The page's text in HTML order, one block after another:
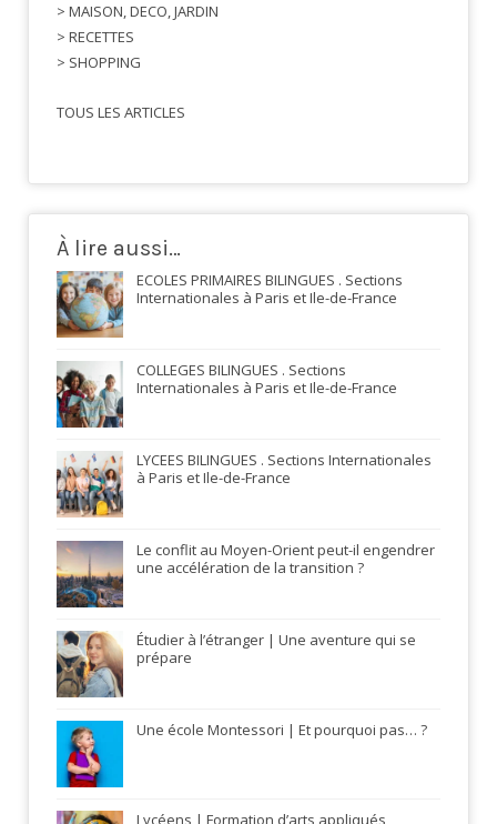
> MAISON, DECO, JARDIN
> RECETTES
> SHOPPING
TOUS LES ARTICLES
À lire aussi…
ECOLES PRIMAIRES BILINGUES . Sections
Internationales à Paris et Ile-de-France
COLLEGES BILINGUES . Sections
Internationales à Paris et Ile-de-France
LYCEES BILINGUES . Sections Internationales
à Paris et Ile-de-France
Le conflit au Moyen-Orient peut-il engendrer
une accélération de la transition ?
Étudier à l’étranger | Une aventure qui se
prépare
Une école Montessori | Et pourquoi pas… ?
Lycéens | Formation d’arts appliqués